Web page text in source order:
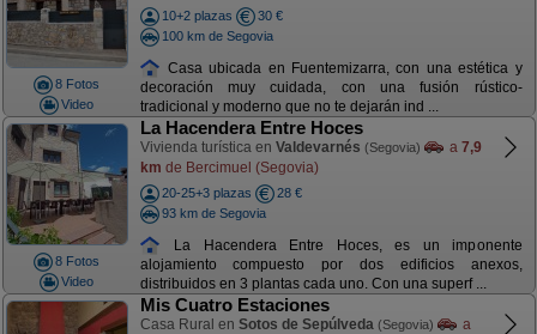
8 Fotos
Video
10+2 plazas
30 €
100 km de Segovia
Casa ubicada en Fuentemizarra, con una estética y
decoración muy cuidada, con una fusión rústico-
tradicional y moderno que no te dejarán ind ...
8 Fotos
Video
La Hacendera Entre Hoces
Vivienda turística en Valdevarnés (Segovia) a 7,9
km de Bercimuel (Segovia)
20-25+3 plazas
28 €
93 km de Segovia
La Hacendera Entre Hoces, es un imponente
alojamiento compuesto por dos edificios anexos,
distribuidos en 3 plantas cada uno. Con una superf ...
Mis Cuatro Estaciones
Casa Rural en Sotos de Sepúlveda (Segovia)
a